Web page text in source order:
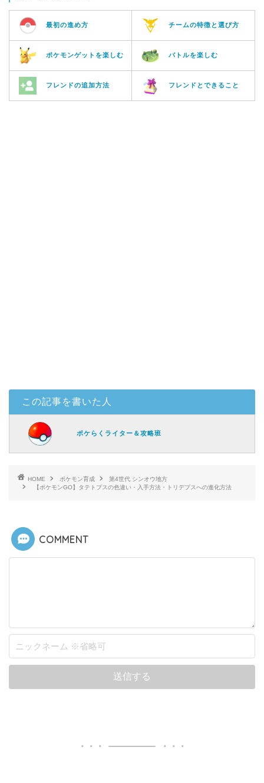
最初の進め方 チームの特徴と選び方
ポケモンゲットを楽しむ バトルを楽しむ
フレンドの追加方法 フレンドとできること
この記事を書いた人
ポケらくライター＆攻略班
HOME ポケモン育成
第4世代 シンオウ地方
【ポケモンGO】タテトプスの色違い・入手方法・トリデプスへの進化方法
COMMENT